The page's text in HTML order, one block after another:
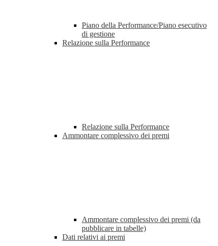
Piano della Performance/Piano esecutivo
di gestione
Relazione sulla Performance
Relazione sulla Performance
Ammontare complessivo dei premi
Ammontare complessivo dei premi (da
pubblicare in tabelle)
Dati relativi ai premi